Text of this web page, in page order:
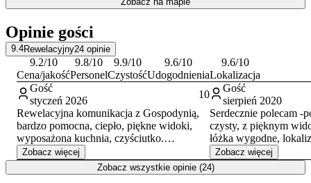
dalszych wycieczek, na przykład do słynnej Świątyni Wang czy pod
Opinie gości
9.4Rewelacyjny24 opinie
9.2/10
Cena/jakość
9.8/10
Personel
9.9/10
Czystość
9.6/10
Udogodnienia
9.6/10
Lokalizacja
Gość
styczeń 2026
10
Rewelacyjna komunikacja z Gospodynią,
bardzo pomocna, ciepło, piękne widoki,
wyposażona kuchnia, czyściutko.
Doskonała lokalizacja, na piechotę można
dojść pod wyciąg, blisko sklepy, restauracje
i przystanek autobusowy.
Zobacz więcej
Gość
sierpień 2020
Serdecznie polecam -
czysty, z pięknym
łóżka wygodne,
centrum a jednak z
dosłownie 5
pomocna jak trzeba
Zobacz więcej
Zobacz wszystkie opinie (24)